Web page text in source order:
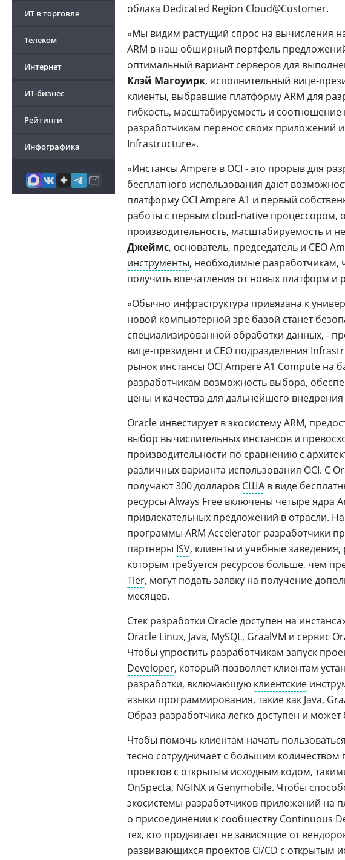
ИТ в торговле
Телеком
Интернет
ИТ-бизнес
Рейтинги
Инфографика
облака Dedicated Region Cloud@Customer.
«Мы видим растущий спрос на вычисления
ARM в наш обширный портфель
оптимальный вариант серверов для
Клэй Магоуирк, исполнительный вице-
клиенты, выбравшие платформу ARM для
гибкость, масштабируемость и
разработчикам перенос своих приложений
Infrastructure».
«Инстансы Ampere в OCI - это прорыв для
бесплатного использования дают
платформу OCI Ampere A1 и первый
работы с первым cloud-native процессором,
производительность, масштабируемость и
Джеймс, основатель, председатель и CEO
инструменты, необходимые разработчикам,
получить впечатления от новых платформ
«Обычно инфраструктура привязана к
новой компьютерной эре базой станет
специализированной обработки данных, -
вице-президент и CEO подразделения
рынок инстансы OCI AmpereA1 Compute на
разработчикам возможность выбора,
цены и качества для дальнейшего
Oracle инвестирует в экосистему ARM,
выбор вычислительных инстансов и
производительности по сравнению с
различных варианта использования OCI. С
получают 300 долларов США в виде
ресурсы Always Free включены четыре ядра
привлекательных предложений в отрасли.
программы ARM Accelerator разработчики
партнеры ISV, клиенты и учебные
которым требуется ресурсов больше, чем
Tier, могут подать заявку на получение
месяцев.
Стек разработки Oracle доступен на
Oracle Linux, Java, MySQL, GraalVM и сервис
Чтобы упростить разработчикам запуск
Developer, который позволяет клиентам
разработки, включающую клиентские
языки программирования, такие как Java,
Образ разработчика легко доступен и может
Чтобы помочь клиентам начать
тесно сотрудничает с большим
проектов с открытым исходным кодом,
OnSpecta, NGINX и Genymobile. Чтобы
экосистемы разработчиков приложений на
о присоединении к сообществу Continuous
тех, кто продвигает не зависящие от
развивающихся проектов CI/CD с открытым